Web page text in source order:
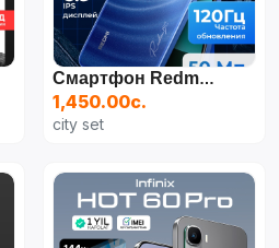
Смартфон Redmi 15C
1,450.00с.
city set